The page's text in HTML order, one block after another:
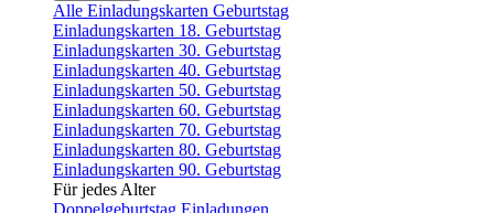
Alle Einladungskarten Geburtstag
Einladungskarten 18. Geburtstag
Einladungskarten 30. Geburtstag
Einladungskarten 40. Geburtstag
Einladungskarten 50. Geburtstag
Einladungskarten 60. Geburtstag
Einladungskarten 70. Geburtstag
Einladungskarten 80. Geburtstag
Einladungskarten 90. Geburtstag
Für jedes Alter
Doppelgeburtstag Einladungen